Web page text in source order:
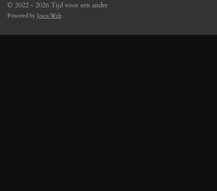
© 2022 - 2026 Tijd voor een ander
Powered by JouwWeb